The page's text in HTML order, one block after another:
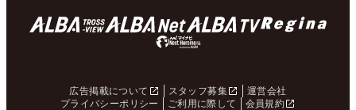
広告掲載について スタッフ募集
運営会社
プライバシーポリシー
ご利用に際して
会員規約